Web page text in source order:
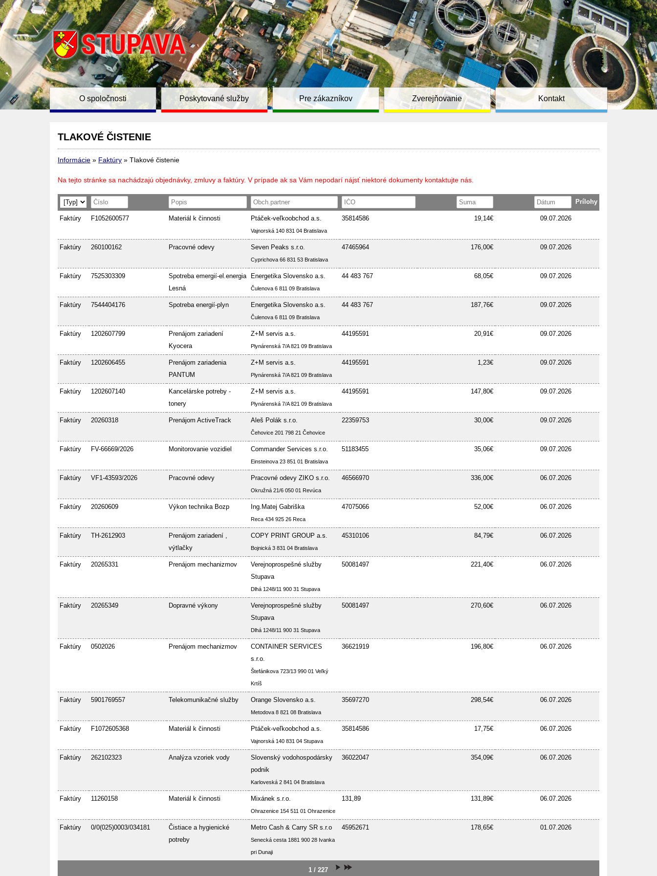
O spoločnosti Poskytované služby Pre zákazníkov Zverejňovanie Kontakt
TLAKOVÉ ČISTENIE
Informácie » Faktúry » Tlakové čistenie
Na tejto stránke sa nachádzajú objednávky, zmluvy a faktúry. V prípade ak sa Vám nepodarí nájsť niektoré dokumenty kontaktujte nás.
Prílohy
Faktúry F1052600577 Materiál k činnosti Ptáček-veľkoobchod a.s.
Vajnorská 140 831 04 Bratislava
35814586 19,14€ 09.07.2026
Faktúry 260100162 Pracovné odevy Seven Peaks s.r.o.
Cyprichova 66 831 53 Bratislava
47465964 176,00€ 09.07.2026
Faktúry 7525303309
Spotreba emergií-el.energia
Lesná
Energetika Slovensko a.s.
Čulenova 6 811 09 Bratislava
44 483 767 68,05€ 09.07.2026
Faktúry 7544404176 Spotreba energií-plyn Energetika Slovensko a.s.
Čulenova 6 811 09 Bratislava
44 483 767 187,76€ 09.07.2026
Faktúry 1202607799
Prenájom zariadení
Kyocera
Z+M servis a.s.
Plynárenská 7/A 821 09 Bratislava
44195591 20,91€ 09.07.2026
Faktúry 1202606455
Prenájom zariadenia
PANTUM
Z+M servis a.s.
Plynárenská 7/A 821 09 Bratislava
44195591 1,23€ 09.07.2026
Faktúry 1202607140
Kancelárske potreby -
tonery
Z+M servis a.s.
Plynárenská 7/A 821 09 Bratislava
44195591 147,80€ 09.07.2026
Faktúry 20260318 Prenájom ActiveTrack Aleš Polák s.r.o.
Čehovice 201 798 21 Čehovice
22359753 30,00€ 09.07.2026
Faktúry FV-66669/2026 Monitorovanie vozidiel Commander Services s.r.o.
Einsteinova 23 851 01 Bratislava
51183455 35,06€ 09.07.2026
Faktúry VF1-43593/2026 Pracovné odevy Pracovné odevy ZIKO s.r.o.
Okružná 21/6 050 01 Revúca
46566970 336,00€ 06.07.2026
Faktúry 20260609 Výkon technika Bozp Ing.Matej Gabriška
Reca 434 925 26 Reca
47075066 52,00€ 06.07.2026
Faktúry TH-2612903
Prenájom zariadení ,
výtlačky
COPY PRINT GROUP a.s.
Bojnická 3 831 04 Bratislava
45310106 84,79€ 06.07.2026
Faktúry 20265331 Prenájom mechanizmov
Verejnoprospešné služby
Stupava
Dlhá 1248/11 900 31 Stupava
50081497 221,40€ 06.07.2026
Faktúry 20265349 Dopravné výkony
Verejnoprospešné služby
Stupava
Dlhá 1248/11 900 31 Stupava
50081497 270,60€ 06.07.2026
Faktúry 0502026 Prenájom mechanizmov
CONTAINER SERVICES
s.r.o.
Štefánikova 723/13 990 01 Veľký
Krtíš
36621919 196,80€ 06.07.2026
Faktúry 5901769557 Telekomunikačné služby Orange Slovensko a.s.
Metodova 8 821 08 Bratislava
35697270 298,54€ 06.07.2026
Faktúry F1072605368 Materiál k činnosti Ptáček-veľkoobchod a.s.
Vajnorská 140 831 04 Stupava
35814586 17,75€ 06.07.2026
Faktúry 262102323 Analýza vzoriek vody
Slovenský vodohospodársky
podnik
Karloveská 2 841 04 Bratislava
36022047 354,09€ 06.07.2026
Faktúry 11260158 Materiál k činnosti Mixánek s.r.o.
Ohrazenice 154 511 01 Ohrazenice
131,89 131,89€ 06.07.2026
Faktúry 0/0(025)0003/034181
Čistiace a hygienické
potreby
Metro Cash & Carry SR s.r.o
Senecká cesta 1881 900 28 Ivanka
pri Dunaji
45952671 178,65€ 01.07.2026
1 / 227